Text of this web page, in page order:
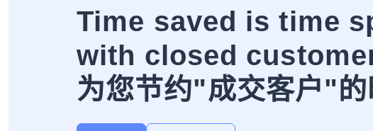
Time saved is time
with closed
为您节约"成交客户"的